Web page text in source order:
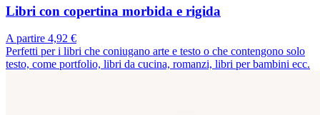
Libri con copertina morbida e rigida
A partire 4,92 €
Perfetti per i libri che coniugano arte e testo o che contengono solo
testo, come portfolio, libri da cucina, romanzi, libri per bambini ecc.